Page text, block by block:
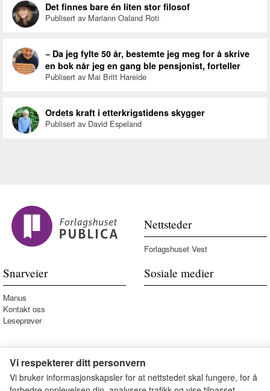
Det finnes bare én liten stor filosof
Publisert av Mariann Oaland Roti
− Da jeg fylte 50 år, bestemte jeg meg for å skrive
en bok når jeg en gang ble pensjonist, forteller
Publisert av Mai Britt Hareide
Ordets kraft i etterkrigstidens skygger
Publisert av David Espeland
Nettsteder
Forlagshuset Vest
Snarveier
Manus
Kontakt oss
Leseprøver
Sosiale medier
Vi respekterer ditt personvern
Vi bruker informasjonskapsler for at nettstedet skal fungere, for å